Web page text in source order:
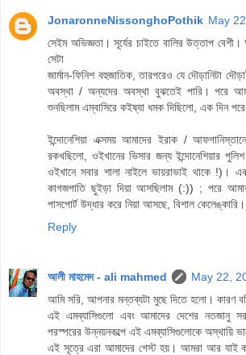
JonaronneNissonghoPothik May
সেইম অভিজ্ঞতা। সূর্যের চাইতে বালির উত্তাপ
সেটা
জার্মান-ফিনিশ বহুজাতিক, তারপরেও যে দৌড়ানিটা
অবস্থা / অন্যদের অবস্থা বুঝতেই পারি। পরে
শুনছিলাম এম্বাসিরে কইষ্যা ধমক দিছিলো, এক দিন
ইন্দোনেশিয়া এক্সময় আমাদের ইরাক /
রকখছিলো, ওইখানের ভিসার জন্য ইন্দোনেশিয়ার
ওইখানে সবার শালা নাইলে ভায়রাভাই থাকে !)।
কাগজপাতি ছুইড়া দিয়া আসছিলাম (:)) ; পরে আমার
পাসপোর্ট উদ্ধার করে নিয়া আসছে, বিশাল কেলেঙ্কারি।
Reply
আলী মাহমেদ - ali mahmed
May 22,
আমি সরি, আপনার মন্তব্যটা মুছে দিতে হলো। কারণ
এই এমব্যাসিগুলো এবং আমাদের দেশের নতজানু
পরস্পরের উন্নয়নকল্পে এই এমব্যাসিগুলোকে অস্থায়ি
এই সূত্রে এরা আমাদের গেস্ট হয়। আমরা আর যাই